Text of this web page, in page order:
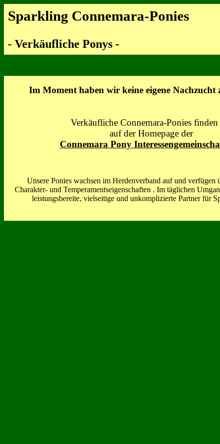
Sparkling Connemara-Ponies
- Verkäufliche Ponys -
Im Moment haben wir keine eigene Nachzucht
Verkäufliche Connemara-Ponies finden
auf der Homepage der
Connemara Pony
Unsere Ponies wachsen im Herdenverband auf und verfügen
Charakter- und Temperamentseigenschaften . Im täglichen
leistungsbereite, vielseitige und unkomplizierte Partner für